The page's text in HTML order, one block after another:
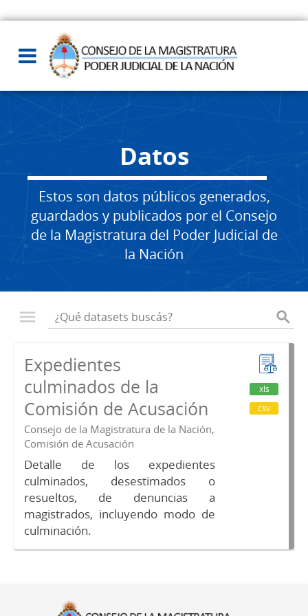
Datos
Estos son datos públicos generados,
guardados y publicados por el Consejo
de la Magistratura del Poder Judicial de
la Nación
Expedientes
culminados de la
Comisión de Acusación
Consejo de la Magistratura de la Nación,
Comisión de Acusación
Detalle de los expedientes
culminados, desestimados o
resueltos, de denuncias a
magistrados, incluyendo modo de
culminación.
xls
csv